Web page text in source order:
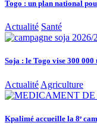
Togo : un plan national
Actualité Santé
Soja : le Togo vise 300 000
Actualité Agriculture
Kpalimé accueille la 8ᵉ